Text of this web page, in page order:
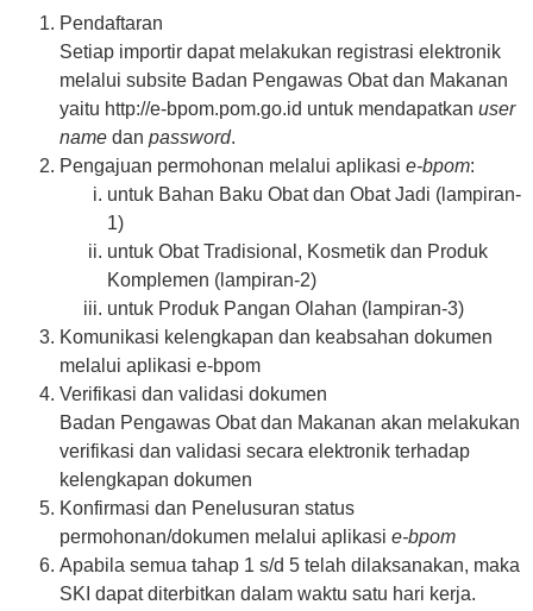
Pendaftaran
Setiap importir dapat melakukan registrasi elektronik
melalui subsite Badan Pengawas Obat dan Makanan
yaitu http://e-bpom.pom.go.id untuk mendapatkan user
name dan password.
Pengajuan permohonan melalui aplikasi e-bpom:
untuk Bahan Baku Obat dan Obat Jadi (lampiran-
1)
untuk Obat Tradisional, Kosmetik dan Produk
Komplemen (lampiran-2)
untuk Produk Pangan Olahan (lampiran-3)
Komunikasi kelengkapan dan keabsahan dokumen
melalui aplikasi e-bpom
Verifikasi dan validasi dokumen
Badan Pengawas Obat dan Makanan akan melakukan
verifikasi dan validasi secara elektronik terhadap
kelengkapan dokumen
Konfirmasi dan Penelusuran status
permohonan/dokumen melalui aplikasi e-bpom
Apabila semua tahap 1 s/d 5 telah dilaksanakan, maka
SKI dapat diterbitkan dalam waktu satu hari kerja.